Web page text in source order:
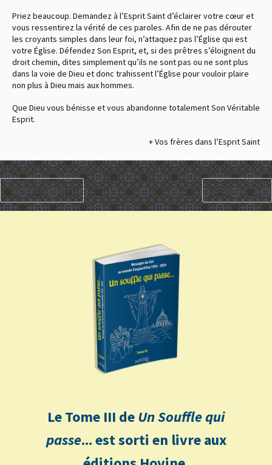
Priez beaucoup. Demandez à l’Esprit Saint d’éclairer votre cœur et
vous ressentirez la vérité de ces paroles. Afin de ne pas dérouter
les croyants simples dans leur foi, n’attaquez pas l’Église qui est
votre Église. Défendez Son Esprit, et, si des prêtres s’éloignent du
droit chemin, dites simplement qu’ils ne sont pas ou ne sont plus
dans la voie de Dieu et donc trahissent l’Église pour vouloir plaire
non plus à Dieu mais aux hommes.
Que Dieu vous bénisse et vous abandonne totalement Son Véritable
Esprit.
+ Vos frères dans l’Esprit Saint
PRÉCÉDENT SUIVANT
Le Tome III deUn Souffle qui
passe... est sorti en livre aux